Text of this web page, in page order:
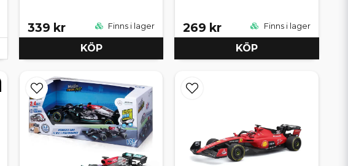
339 kr Finns i lager
KÖP
269 kr Finns i lager
KÖP